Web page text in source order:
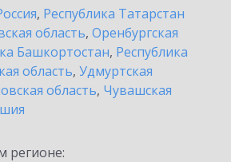
, Республика Татарстан
область, Оренбургская
Башкортостан, Республика
область, Удмуртская
область, Чувашская
регионе: